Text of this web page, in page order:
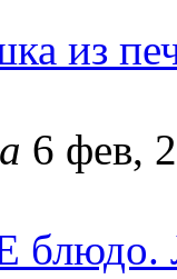
из
6 фев,